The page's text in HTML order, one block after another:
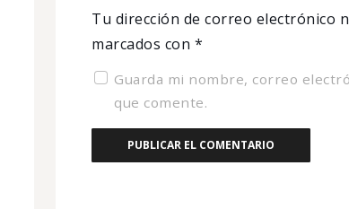
Tu dirección de correo electrónico
marcados con *
Guarda mi nombre, correo
que comente.